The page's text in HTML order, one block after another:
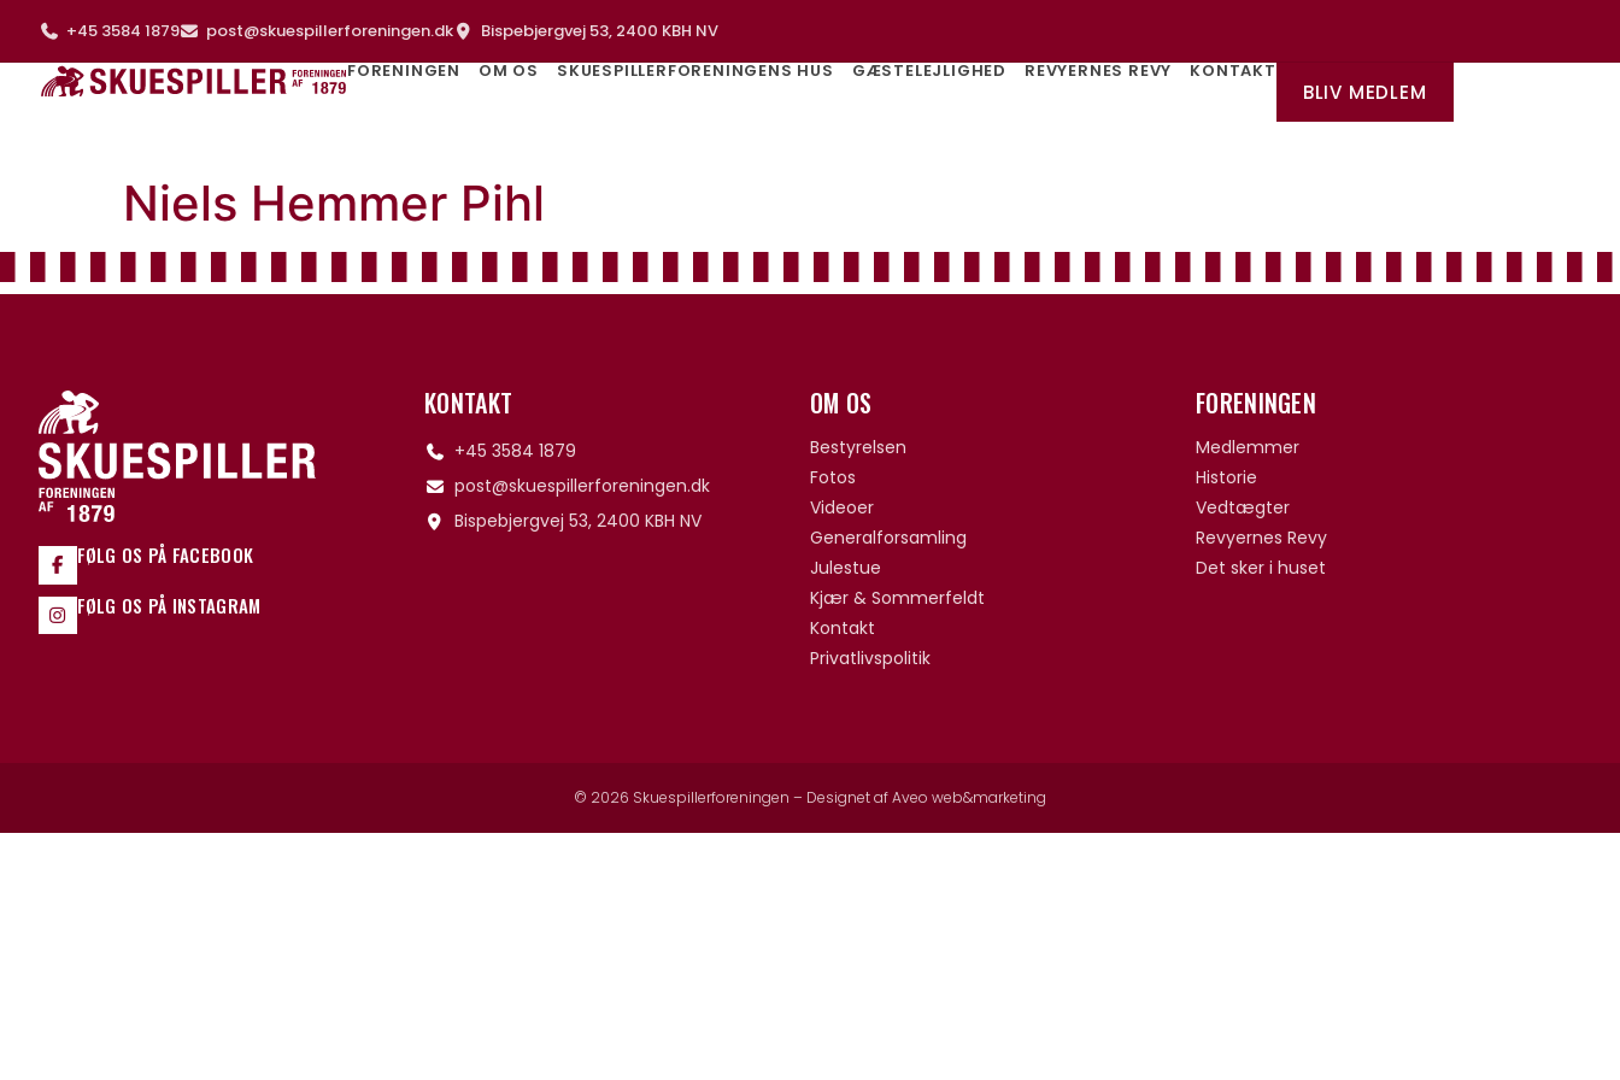
+45 3584 1879 post@skuespillerforeningen.dk
Bispebjergvej 53, 2400 KBH NV
FORENINGEN
OM OS SKUESPILLERFORENINGENS HUS GÆSTELEJLIGHED REVYERNES REVY KONTAKT
BLIV MEDLEM
Niels Hemmer Pihl
FØLG OS PÅ FACEBOOK
FØLG OS PÅ INSTAGRAM
KONTAKT
+45 3584 1879
post@skuespillerforeningen.dk
Bispebjergvej 53, 2400 KBH NV
OM OS
Bestyrelsen
Fotos
Videoer
Generalforsamling
Julestue
Kjær & Sommerfeldt
Kontakt
Privatlivspolitik
FORENINGEN
Medlemmer
Historie
Vedtægter
Revyernes Revy
Det sker i huset
© 2026 Skuespillerforeningen – Designet afAveo web&marketing